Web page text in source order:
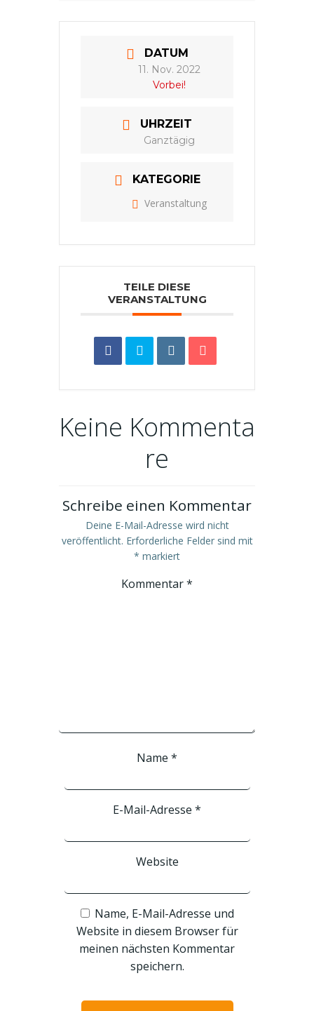
DATUM
11. Nov. 2022
Vorbei!
UHRZEIT
Ganztägig
KATEGORIE
Veranstaltung
TEILE DIESE
VERANSTALTUNG
Keine Kommenta
re
Schreibe einen Kommentar
Deine E-Mail-Adresse wird nicht
veröffentlicht. Erforderliche Felder sind mit
* markiert
Kommentar*
Name *
E-Mail-Adresse *
Website
Name, E-Mail-Adresse und
Website in diesem Browser für
meinen nächsten Kommentar
speichern.